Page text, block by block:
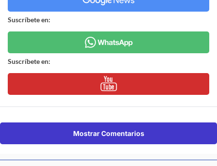
Suscríbete en:
Suscríbete en:
Mostrar Comentarios